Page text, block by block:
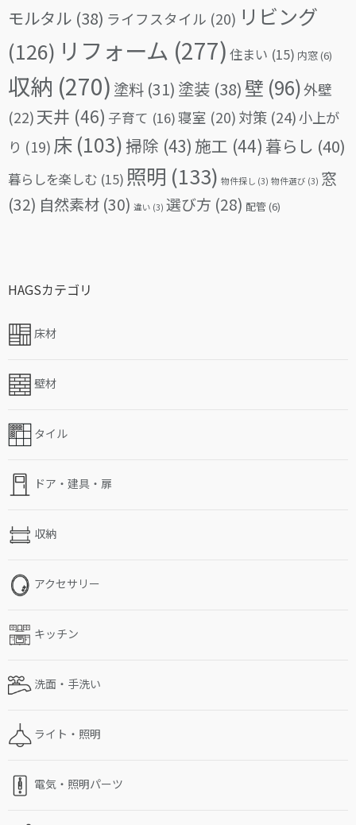
モルタル (38) ライフスタイル (20) リビング
(126) リフォーム (277) 住まい (15) 内窓(6)
収納 (270) 塗料 (31) 塗装 (38) 壁 (96)外壁
(22)天井 (46) 子育て (16)寝室 (20) 対策 (24)小上が
り (19) 床 (103)掃除 (43) 施工 (44) 暮らし (40)
暮らしを楽しむ (15) 照明 (133) 物件探し (3) 物件選び (3) 窓
(32) 自然素材 (30) 違い (3) 選び方 (28) 配管(6)
HAGSカテゴリ
床材
壁材
タイル
ドア・建具・扉
収納
アクセサリー
キッチン
洗面・手洗い
ライト・照明
電気・照明パーツ